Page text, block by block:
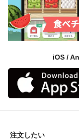
iOS /
注文したい